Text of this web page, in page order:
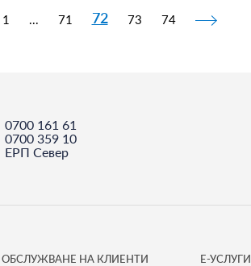
1 ... 71 72 73 74
0700 161 61
0700 359 10
ЕРП Север
ОБСЛУЖВАНЕ НА КЛИЕНТИ
Е-УСЛУГИ